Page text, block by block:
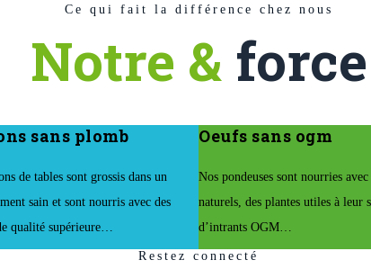
Ce qui fait la différence chez nous
Notre & force
sans plomb
de tables sont grossis dans un
sain et sont nourris avec des
qualité supérieure…
Oeufs sans ogm
Nos pondeuses sont nourries
naturels, des plantes utiles à leur
d’intrants OGM…
Restez connecté